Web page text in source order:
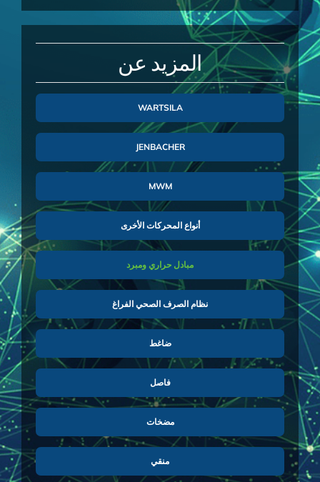
خدمات تتيح لنا معرفة تقنية واسعة جدًا بالمنتج
الذي نقوم بتسويقه.
المزيد عن
WARTSILA
JENBACHER
MWM
أنواع المحركات الأخرى
مبادل حراري ومبرد
نظام الصرف الصحي الفراغ
ضاغط
فاصل
مضخات
منقي